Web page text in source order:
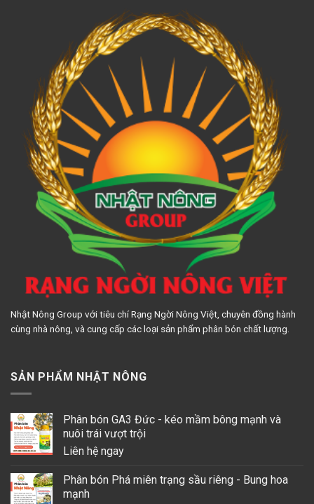
Nhật Nông Group với tiêu chí Rạng Ngời Nông Việt, chuyên đồng hành
cùng nhà nông, và cung cấp các loại sản phẩm phân bón chất lượng.
SẢN PHẨM NHẬT NÔNG
Phân bón GA3 Đức - kéo mầm bông mạnh và
nuôi trái vượt trội
Liên hệ ngay
Phân bón Phá miên trạng sầu riêng - Bung hoa
mạnh